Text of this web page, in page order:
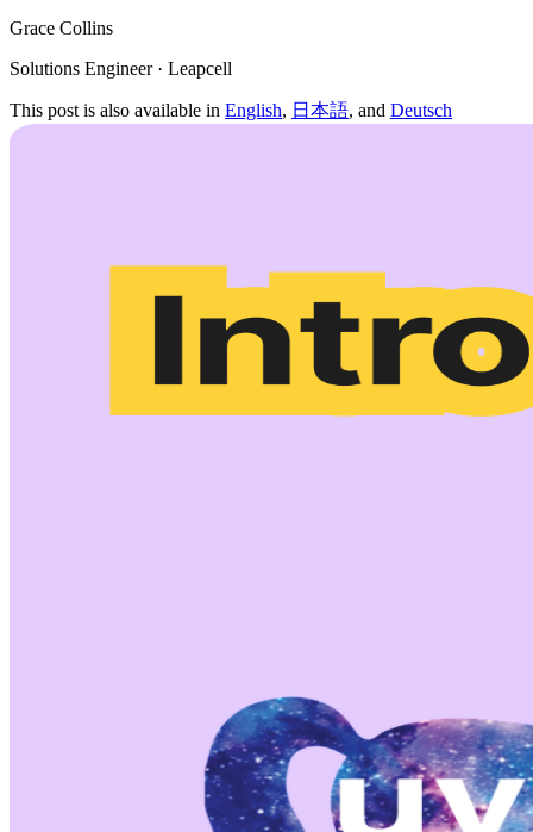
Grace Collins
Solutions Engineer · Leapcell
This post is also available in English, 日本語, and Deutsch